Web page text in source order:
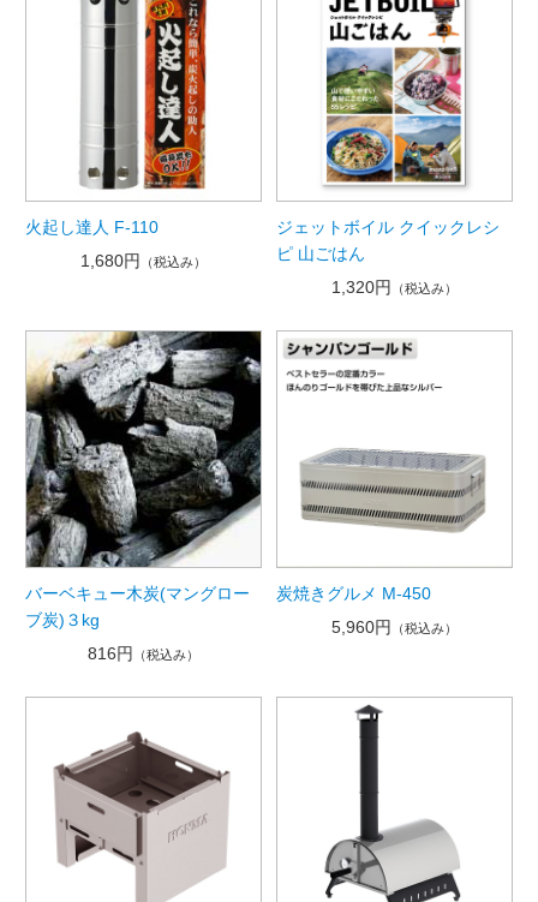
火起し達人 F-110
1,680円
（税込み）
ジェットボイル クイックレシ
ピ 山ごはん
1,320円
（税込み）
バーベキュー木炭(マングロー
ブ炭)３kg
816円
（税込み）
炭焼きグルメ M-450
5,960円
（税込み）